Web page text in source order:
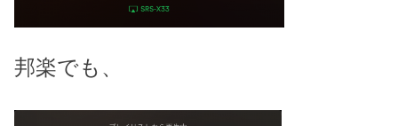
邦楽でも、